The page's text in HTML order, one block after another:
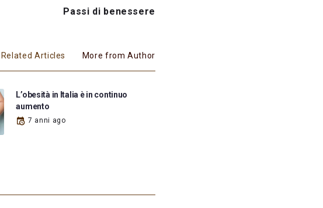
Passi di benessere
Related Articles More from Author
L’obesità in Italia è in continuo
aumento
7 anni ago